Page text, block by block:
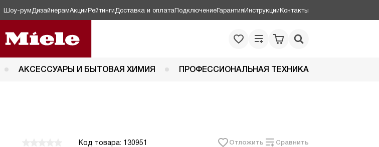
Шоу-рум ДизайнерамАкцииРейтинги Доставка и оплатаПодключениеГарантияИнструкцииКонтакты
АКСЕССУАРЫ И БЫТОВАЯ ХИМИЯ ПРОФЕССИОНАЛЬНАЯ ТЕХНИКА
Код товара: 130951 Отложить Сравнить